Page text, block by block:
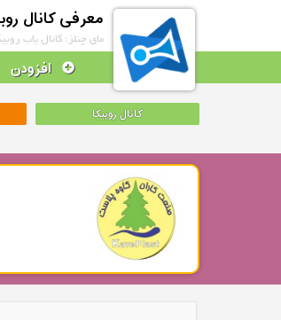
معرفی کانال
مای چنلز: کانال یاب
افزودن
کانال روبیکا